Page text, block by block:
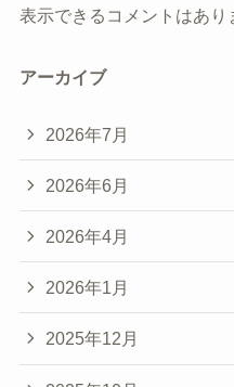
表示できるコメントはあり
アーカイブ
2026年7月
2026年6月
2026年4月
2026年1月
2025年12月